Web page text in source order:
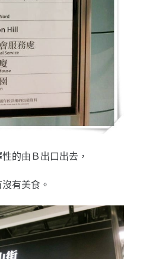
的由Ｂ出口出去，
有美食。